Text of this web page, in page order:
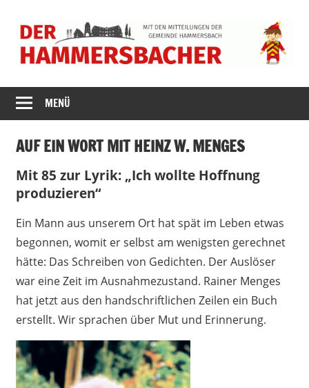
Inhalt
springen
DER
MENÜ
AUF EIN WORT MIT HEINZ W. MENGES
Mit 85 zur Lyrik: „Ich wollte Hoffnung
produzieren“
Ein Mann aus unserem Ort hat spät im Leben etwas
begonnen, womit er selbst am wenigsten gerechnet
hätte: Das Schreiben von Gedichten. Der Auslöser
war eine Zeit im Ausnahmezustand. Rainer Menges
hat jetzt aus den handschriftlichen Zeilen ein Buch
erstellt. Wir sprachen über Mut und Erinnerung.